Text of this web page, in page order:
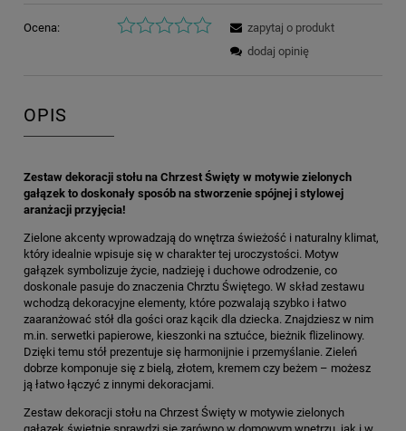
Ocena:
zapytaj o produkt
dodaj opinię
OPIS
Zestaw dekoracji stołu na Chrzest Święty w motywie zielonych
gałązek to doskonały sposób na stworzenie spójnej i stylowej
aranżacji przyjęcia!
Zielone akcenty wprowadzają do wnętrza świeżość i naturalny klimat,
który idealnie wpisuje się w charakter tej uroczystości. Motyw
gałązek symbolizuje życie, nadzieję i duchowe odrodzenie, co
doskonale pasuje do znaczenia Chrztu Świętego. W skład zestawu
wchodzą dekoracyjne elementy, które pozwalają szybko i łatwo
zaaranżować stół dla gości oraz kącik dla dziecka. Znajdziesz w nim
m.in. serwetki papierowe, kieszonki na sztućce, bieżnik flizelinowy.
Dzięki temu stół prezentuje się harmonijnie i przemyślanie. Zieleń
dobrze komponuje się z bielą, złotem, kremem czy beżem – możesz
ją łatwo łączyć z innymi dekoracjami.
Zestaw dekoracji stołu na Chrzest Święty w motywie zielonych